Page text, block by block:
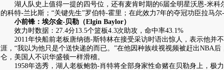
湖人队史上值得一提的四号位，还有麦肯时期的6届全明星沃恩-米科
的科特-兰比斯；“关键先生”罗伯特-霍里；在此效力7年的夺冠功臣拉马
小前锋：埃尔金-贝勒（Elgin Baylor）
效力时数据：27.4分13.5个篮板4.3次助攻，命中率43.1%
2011年快船前老板唐纳德-斯特林在接受采访时语出惊人，表示他并
涯，“我以为他只是个送快递的而已。”在他因种族歧视视频被赶出NBA
仑，美国人不识华盛顿一样滑稽。
1958年选秀，湖人老板鲍勃-肖特将全部身家性命赌在贝勒身上，极